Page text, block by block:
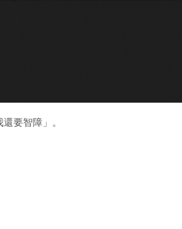
要智障」。